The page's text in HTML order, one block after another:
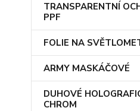
TRANSPARENTNÍ
PPF
FOLIE NA
ARMY MASKÁČOVÉ
DUHOVÉ
CHROM